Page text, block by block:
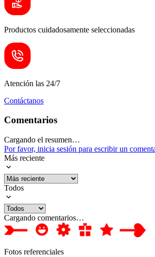
Productos cuidadosamente seleccionadas
Atención las 24/7
Contáctanos
Comentarios
Cargando el resumen…
Por favor, inicia sesión para escribir un
Más reciente
Todos
Cargando comentarios…
Fotos referenciales